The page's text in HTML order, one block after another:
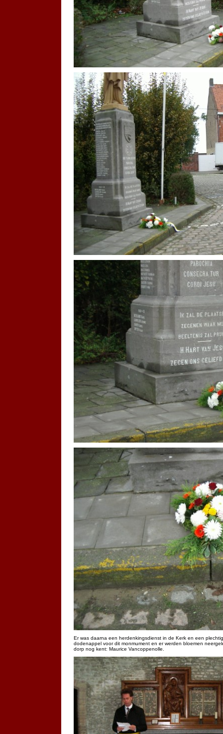
Er was daarna een herdenkingsdienst in de Kerk en een
dodenappel voor dit monmument en er werden bloemen
dorp nog kent: Maurice Vancoppenolle.